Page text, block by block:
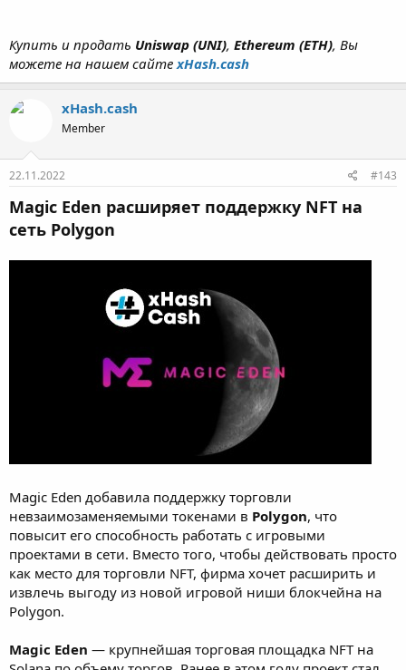
Купить и продать Uniswap (UNI), Ethereum (ETH), Вы
можете на нашем сайтеxHash.cash
xHash.cash
Member
22.11.2022 #143
Magic Eden расширяет поддержку NFT на
сеть Polygon
Magic Eden добавила поддержку торговли
невзаимозаменяемыми токенами в Polygon, что
повысит его способность работать с игровыми
проектами в сети. Вместо того, чтобы действовать просто
как место для торговли NFT, фирма хочет расширить и
извлечь выгоду из новой игровой ниши блокчейна на
Polygon.
Magic Eden — крупнейшая торговая площадка NFT на